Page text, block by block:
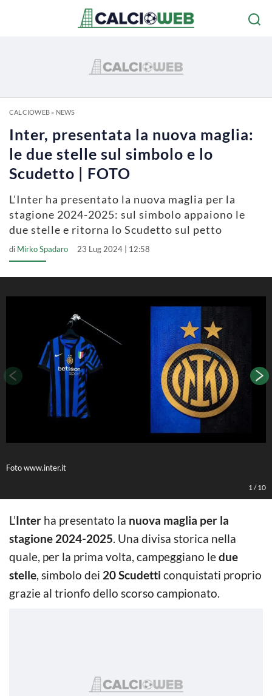
CALCIOWEB» NEWS
Inter, presentata la nuova maglia:
le due stelle sul simbolo e lo
Scudetto | FOTO
L'Inter ha presentato la nuova maglia per la
stagione 2024-2025: sul simbolo appaiono le
due stelle e ritorna lo Scudetto sul petto
di Mirko Spadaro 23 Lug 2024 | 12:58
Foto www.inter.it
1 /10
L’Inter ha presentato la nuova maglia per la
stagione 2024-2025. Una divisa storica nella
quale, per la prima volta, campeggiano ledue
stelle, simbolo dei 20 Scudetti conquistati proprio
grazie al trionfo dello scorso campionato.